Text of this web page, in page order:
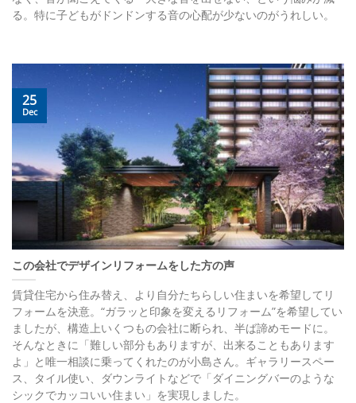
る。特に子どもがドンドンする音の心配が少ないのがうれしい。
この会社でデザインリフォームをした方の声
賃貸住宅から住み替え、より自分たちらしい住まいを希望してリ
フォームを決意。“ガラッと印象を変えるリフォーム”を希望してい
ましたが、構造上いくつもの会社に断られ、半ば諦めモードに。
そんなときに「難しい部分もありますが、出来ることもあります
よ」と唯一相談に乗ってくれたのが小島さん。ギャラリースペー
ス、タイル使い、ダウンライトなどで「ダイニングバーのような
シックでカッコいい住まい」を実現しました。
25
Dec